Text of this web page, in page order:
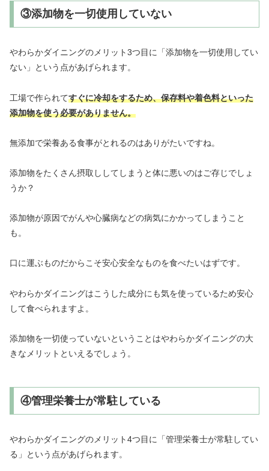
③添加物を一切使用していない
やわらかダイニングのメリット3つ目に「添加物を一切使用してい
ない」という点があげられます。
工場で作られてすぐに冷却をするため、保存料や着色料といった
添加物を使う必要がありません。
無添加で栄養ある食事がとれるのはありがたいですね。
添加物をたくさん摂取ししてしまうと体に悪いのはご存じでしょ
うか？
添加物が原因でがんや心臓病などの病気にかかってしまうこと
も。
口に運ぶものだからこそ安心安全なものを食べたいはずです。
やわらかダイニングはこうした成分にも気を使っているため安心
して食べられますよ。
添加物を一切使っていないということはやわらかダイニングの大
きなメリットといえるでしょう。
④管理栄養士が常駐している
やわらかダイニングのメリット4つ目に「管理栄養士が常駐してい
る」という点があげられます。